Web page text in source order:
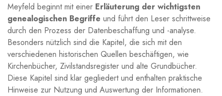
Meyfeld⁢ beginnt mit einer Erläuterung der wichtigsten
genealogischen ⁢Begriffe und führt den Leser schrittweise
durch ​den Prozess der Datenbeschaffung und -analyse.
Besonders nützlich sind ⁤die Kapitel, die sich mit ⁢den⁢
verschiedenen historischen‍ Quellen beschäftigen, wie
Kirchenbücher,‍ Zivilstandsregister und alte ‌Grundbücher.
Diese Kapitel sind klar gegliedert und⁤ enthalten praktische
Hinweise zur Nutzung und Auswertung der Informationen.